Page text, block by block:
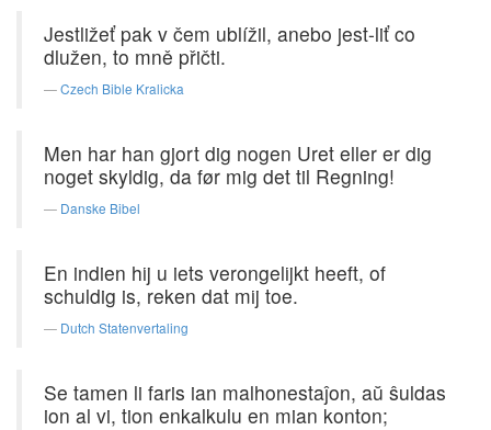
Jestližeť pak v čem ublížil, anebo jest-liť co
dlužen, to mně přičti.
Czech Bible Kralicka
Men har han gjort dig nogen Uret eller er dig
noget skyldig, da før mig det til Regning!
Danske Bibel
En indien hij u iets verongelijkt heeft, of
schuldig is, reken dat mij toe.
Dutch Statenvertaling
Se tamen li faris ian malhonestaĵon, aŭ ŝuldas
ion al vi, tion enkalkulu en mian konton;